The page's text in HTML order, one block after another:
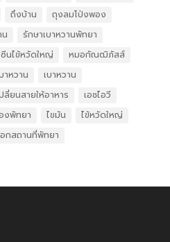
ถึงบ้าน
ถุงลมโป่งพอง
น
รักษาเบาหวานพัทยา
นไข้หวัดใหญ่
หมอกัณฒิภัสส์
าหวาน
เบาหวาน
ลี่ยนสายให้อาหาร
เอชไอวี
งพัทยา ไขมัน
ไข้หวัดใหญ่
อกสถานที่พัทยา